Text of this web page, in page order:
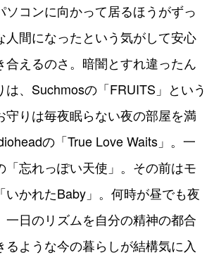
ソコンに向かって居るほうがずっ
人間になったという気がして安心
合えるのさ。暗闇とすれ違ったん
は、Suchmosの「FRUITS」という
守りは毎夜眠らない夜の部屋を満
の「True Love Waits」。一
「忘れっぽい天使」。その前はモ
いかれたBaby」。何時が昼でも夜
一日のリズムを自分の精神の都合
るような今の暮らしが結構気に入